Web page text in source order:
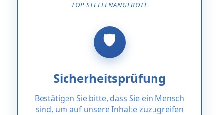
TOP STELLENANGEBOTE
Sicherheitsprüfung
Bestätigen Sie bitte, dass Sie ein Mensch
sind, um auf unsere Inhalte zuzugreifen